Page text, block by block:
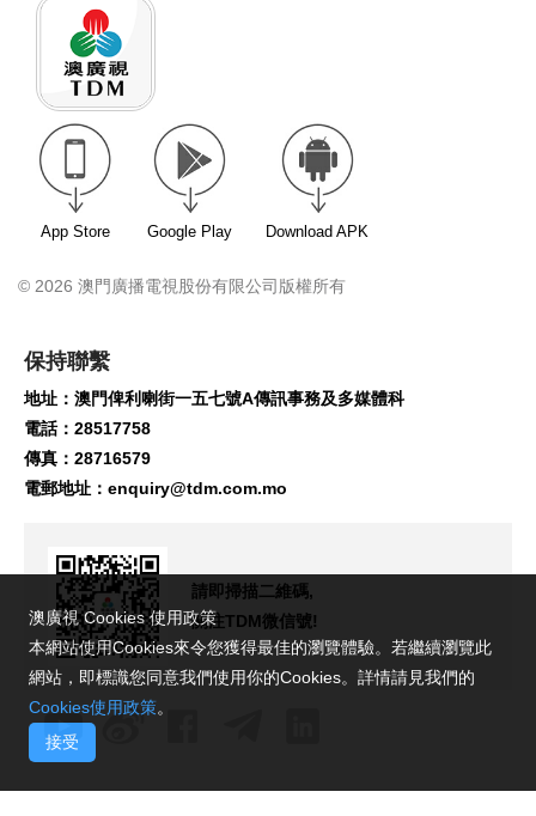
App Store Google Play Download APK
© 2026 澳門廣播電視股份有限公司版權所有
保持聯繫
地址：澳門俾利喇街一五七號A傳訊事務及多媒體科
電話：28517758
傳真：28716579
電郵地址： enquiry@tdm.com.mo
請即掃描二維碼,
關注TDM微信號!
澳廣視 Cookies 使用政策
本網站使用Cookies來令您獲得最佳的瀏覽體驗。若繼續瀏覽此
網站，即標識您同意我們使用你的Cookies。詳情請見我們的
Cookies使用政策。
接受